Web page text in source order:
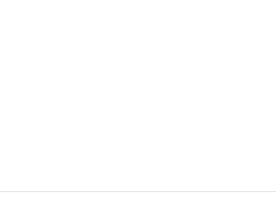
Lyngsbæk Strand